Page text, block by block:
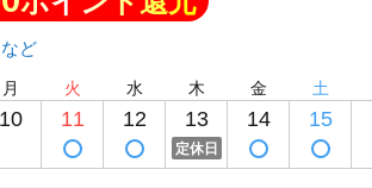
月
10
火
11
水
12
木
13
定休日
金
14
土
15